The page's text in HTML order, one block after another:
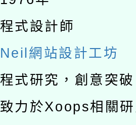
動專業研習
─人工智慧
素養講師名單
容與教學軟體
委員會函釋公
式設計師
Neil網站設計工坊
式研究，創意突
力於Xoops相關